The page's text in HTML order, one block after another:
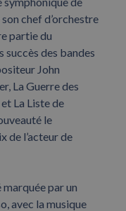
chef d’orchestre
partie du
succès des bandes
John
La Guerre des
La Liste de
le
de l’acteur de
par un
avec la musique